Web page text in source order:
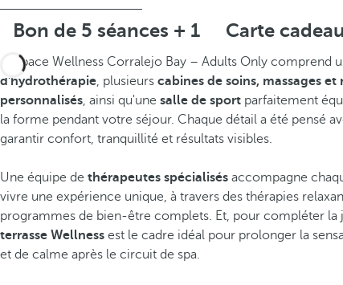
Bon de 5 séances + 1
Carte cadeau
L'espace Wellness Corralejo Bay – Adults Only comprend
d'hydrothérapie, plusieurs cabines de soins, massages et
personnalisés, ainsi qu'une salle de sport parfaitement
la forme pendant votre séjour. Chaque détail a été pensé
garantir confort, tranquillité et résultats visibles.
Une équipe de thérapeutes spécialisés accompagne
vivre une expérience unique, à travers des thérapies
programmes de bien-être complets. Et, pour compléter la
terrasse Wellness est le cadre idéal pour prolonger la
et de calme après le circuit de spa.